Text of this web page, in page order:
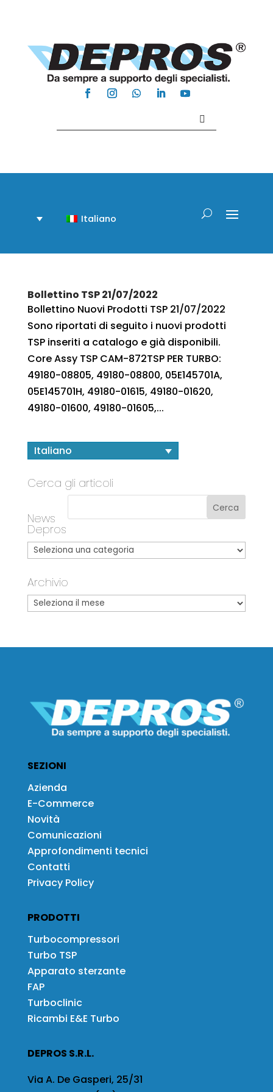
Italiano
Bollettino TSP 21/07/2022
Bollettino Nuovi Prodotti TSP 21/07/2022
Sono riportati di seguito i nuovi prodotti
TSP inseriti a catalogo e già disponibili.
Core Assy TSP CAM-872TSP PER TURBO:
49180-08805, 49180-08800, 05E145701A,
05E145701H, 49180-01615, 49180-01620,
49180-01600, 49180-01605,...
Italiano
Cerca gli articoli
News
Depros
Archivio
SEZIONI
Azienda
E-Commerce
Novità
Comunicazioni
Approfondimenti tecnici
Contatti
Privacy Policy
PRODOTTI
Turbocompressori
Turbo TSP
Apparato sterzante
FAP
Turboclinic
Ricambi E&E Turbo
DEPROS S.R.L.
Via A. De Gasperi, 25/31